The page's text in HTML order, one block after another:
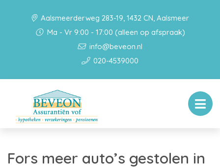
Aalsmeerderweg 283-19, 1432 CN, Aalsmeer
Ma - Vr 9:00 - 17:00 (alleen op afspraak)
info@beveon.nl
020-4539000
Fors meer auto’s gestolen in